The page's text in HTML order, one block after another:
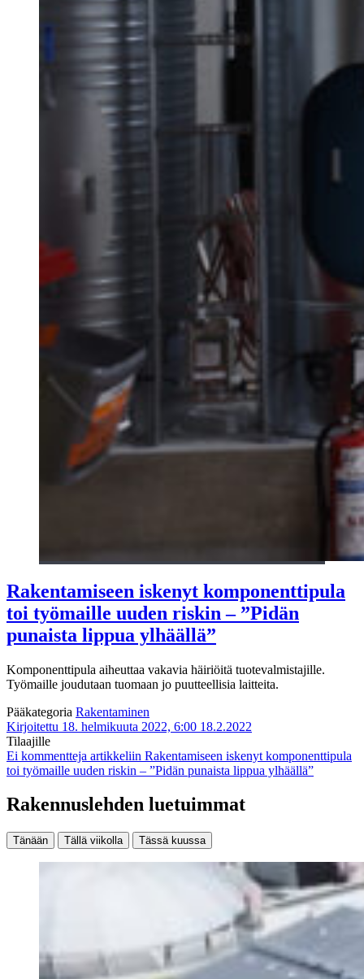
Rakentamiseen iskenyt komponenttipula
toi työmaille uuden riskin – ”Pidän
punaista lippua ylhäällä”
Komponenttipula aiheuttaa vakavia häiriöitä tuotevalmistajille.
Työmaille joudutaan tuomaan jo puutteellisia laitteita.
Pääkategoria Rakentaminen
Kirjoitettu 18. helmikuuta 2022, 6:00 18.2.2022
Tilaajille
Ei kommentteja artikkeliin Rakentamiseen iskenyt komponenttipula
toi työmaille uuden riskin – ”Pidän punaista lippua ylhäällä”
Rakennuslehden luetuimmat
Tänään Tällä viikolla Tässä kuussa